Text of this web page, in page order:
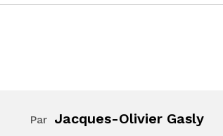
Par Jacques-Olivier Gasly